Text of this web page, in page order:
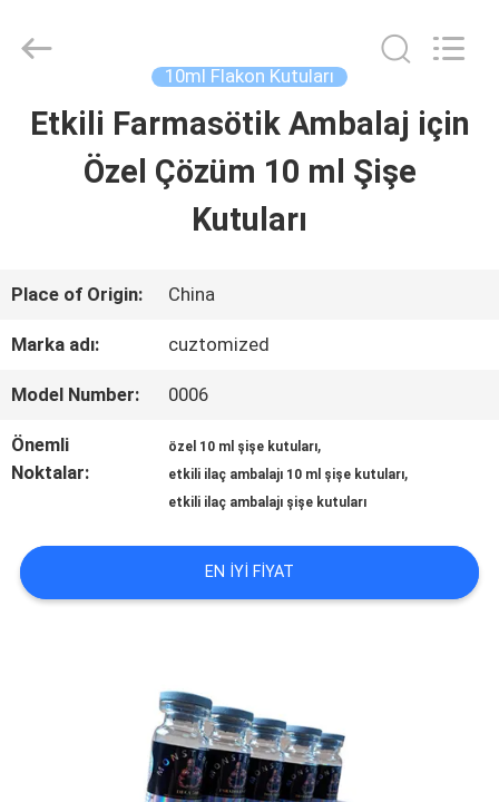
EV
HAKKIMIZDA
TURU
KALITE
KONTROL
Industry
10ml Flakon Kutuları
Etkili Farmasötik Ambalaj için
Özel Çözüm 10 ml Şişe
Kutuları
Place of Origin: China
Marka adı: cuztomized
Model Number: 0006
Önemli
Noktalar:
özel 10 ml şişe kutuları,
etkili ilaç ambalajı 10 ml şişe kutuları,
etkili ilaç ambalajı şişe kutuları
EN IYI FIYAT